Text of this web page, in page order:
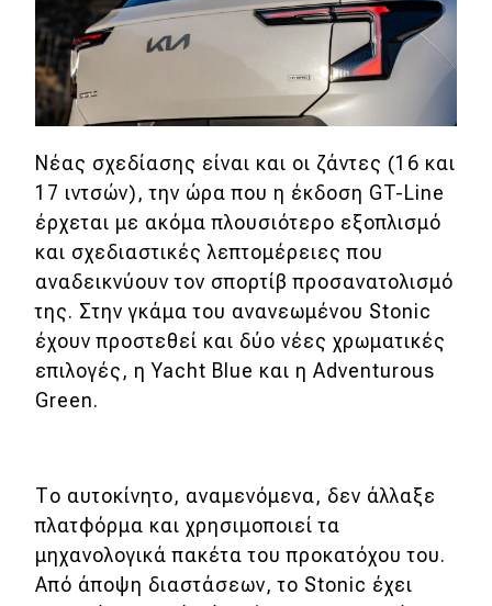
Νέας σχεδίασης είναι και οι ζάντες (16 και
17 ιντσών), την ώρα που η έκδοση GT-Line
έρχεται με ακόμα πλουσιότερο εξοπλισμό
και σχεδιαστικές λεπτομέρειες που
αναδεικνύουν τον σπορτίβ προσανατολισμό
της. Στην γκάμα του ανανεωμένου Stonic
έχουν προστεθεί και δύο νέες χρωματικές
επιλογές, η Yacht Blue και η Adventurous
Green.
Το αυτοκίνητο, αναμενόμενα, δεν άλλαξε
πλατφόρμα και χρησιμοποιεί τα
μηχανολογικά πακέτα του προκατόχου του.
Από άποψη διαστάσεων, το Stonic έχει